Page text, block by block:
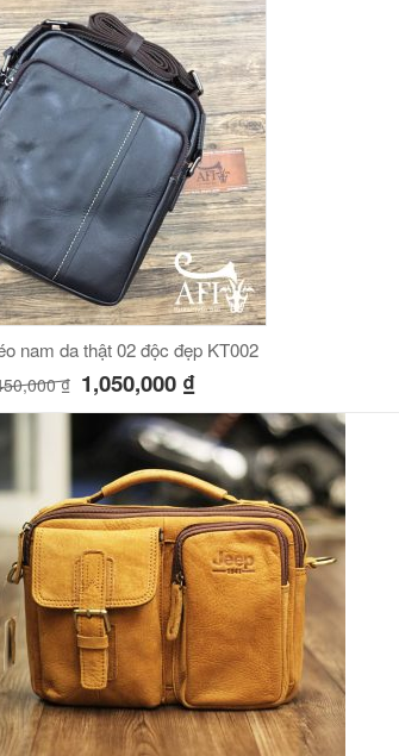
nam da thật 02 độc đẹp KT002
₫ 1,050,000 ₫